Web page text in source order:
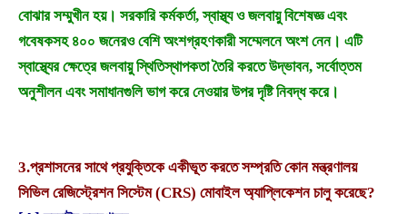
বোঝার সম্মুখীন হয়। সরকারি কর্মকর্তা, স্বাস্থ্য ও জলবায়ু বিশেষজ্ঞ এবং
গবেষকসহ ৪০০ জনেরও বেশি অংশগ্রহণকারী সম্মেলনে অংশ নেন। এটি
স্বাস্থ্যের ক্ষেত্রে জলবায়ু স্থিতিস্থাপকতা তৈরি করতে উদ্ভাবন, সর্বোত্তম
অনুশীলন এবং সমাধানগুলি ভাগ করে নেওয়ার উপর দৃষ্টি নিবদ্ধ করে।
3.প্রশাসনের সাথে প্রযুক্তিকে একীভূত করতে সম্প্রতি কোন মন্ত্রণালয়
সিভিল রেজিস্ট্রেশন সিস্টেম (CRS) মোবাইল অ্যাপ্লিকেশন চালু করেছে?